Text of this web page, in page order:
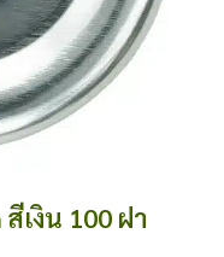
เงิน 100 ฝา